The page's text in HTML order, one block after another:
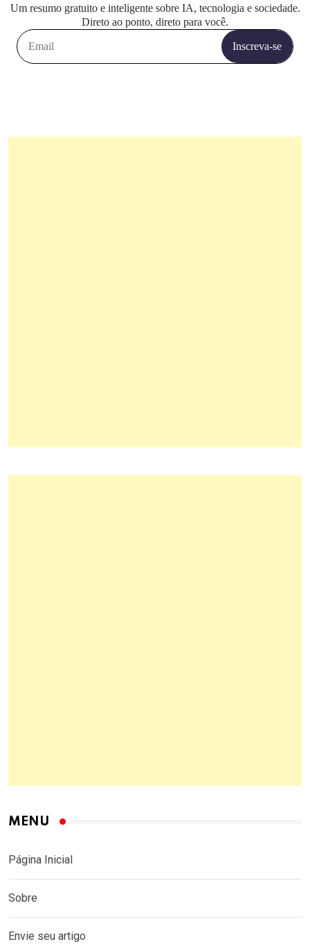
MENU
Página Inicial
Sobre
Envie seu artigo